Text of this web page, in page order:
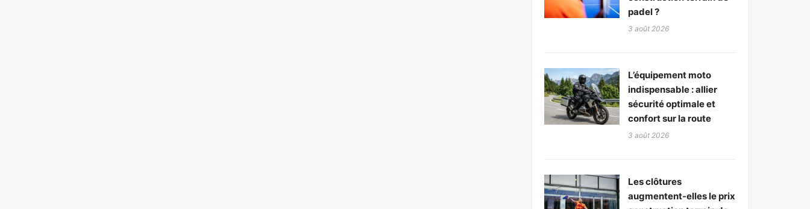
padel ?
3 août 2026
L’équipement moto
indispensable : allier
sécurité optimale et
confort sur la route
3 août 2026
Les clôtures
augmentent-elles le prix